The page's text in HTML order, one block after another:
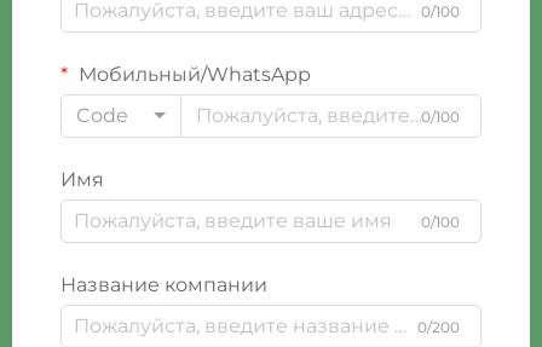
0/100
Мобильный/WhatsApp
Code
0/100
Имя
0/100
Название компании
0/200